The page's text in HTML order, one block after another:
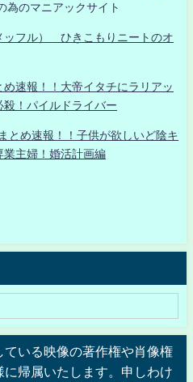
為のマニアックサイト
ッフル） ひきこもりニートのオ
速報！！大帝イタチにラリアッ
殺！パイルドライバー
とめ速報！！子供が欲しいど陰キ
業主婦！婚活計画編
いる映像の著作権や肖像権
帰属いたします。申しわけ